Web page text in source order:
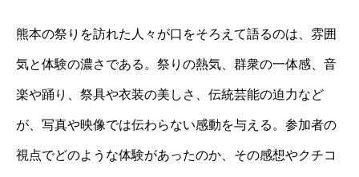
熊本の祭りを訪れた人々が口をそろえて語るのは、雰囲
気と体験の濃さである。祭りの熱気、群衆の一体感、音
楽や踊り、祭具や衣装の美しさ、伝統芸能の迫力など
が、写真や映像では伝わらない感動を与える。参加者の
視点でどのような体験があったのか、その感想やクチコ